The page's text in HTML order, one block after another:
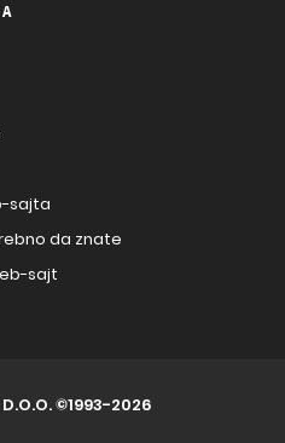
sajta
da znate
sajt
©1993-2026